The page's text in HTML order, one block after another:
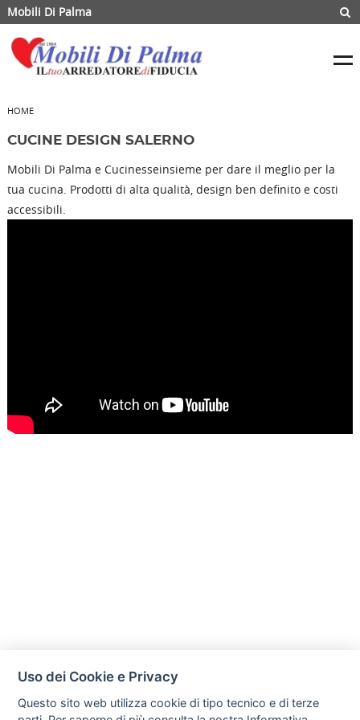
Mobili Di Palma
HOME
CUCINE DESIGN SALERNO
Mobili Di Palma e Cucinesseinsieme per dare il meglio per la
tua cucina. Prodotti di alta qualità, design ben definito e costi
accessibili.
Uso dei Cookie e Privacy
Questo sito web utilizza cookie di tipo tecnico e di terze